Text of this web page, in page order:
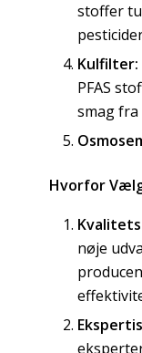
stoffer
Kulfilter:
PFAS
smag fra
Hvorfor
nøje